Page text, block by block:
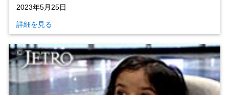
2023年5月25日
詳細を見る